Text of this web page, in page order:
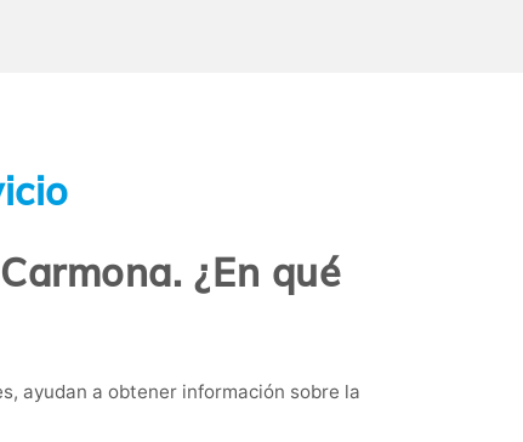
¿En qué
ayudan a obtener información sobre la